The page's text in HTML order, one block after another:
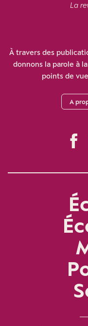
La
À travers des
donnons la parole à
points de
A